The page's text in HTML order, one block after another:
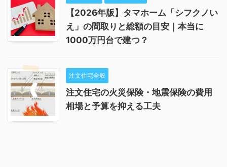
【2026年版】タマホーム「シフクノい
え」の間取りと総額の目安｜本当に
1000万円台で建つ？
注文住宅全般
注文住宅の火災保険・地震保険の費用
相場と予算を抑える工夫